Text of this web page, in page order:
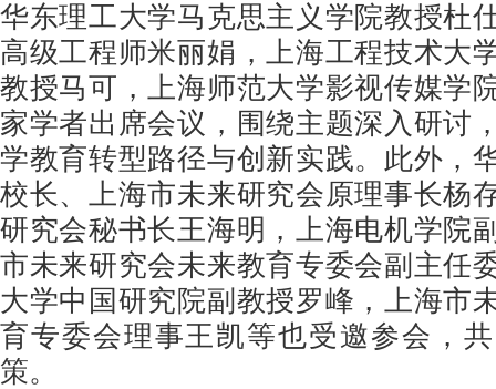
华东理工大学马克思主义学院教授杜
高级工程师米丽娟，上海工程技术大
教授马可，上海师范大学影视传媒学
家学者出席会议，围绕主题深入研讨
学教育转型路径与创新实践。此外，
校长、上海市未来研究会原理事长杨
研究会秘书长王海明，上海电机学院
市未来研究会未来教育专委会副主任
大学中国研究院副教授罗峰，上海市
育专委会理事王凯等也受邀参会，
策。